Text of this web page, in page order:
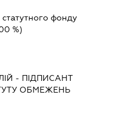
фонду
%)
- ПІДПИСАНТ
ОБМЕЖЕНЬ